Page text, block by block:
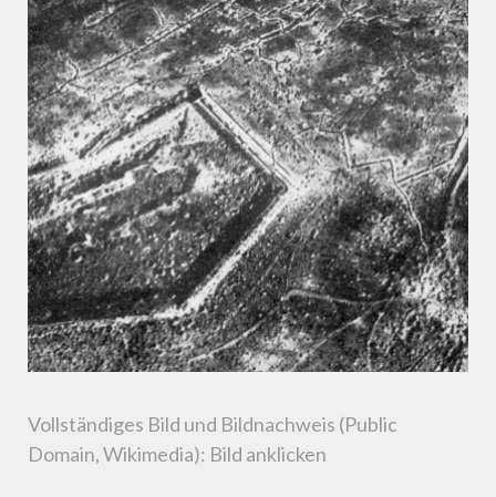
Vollständiges Bild und Bildnachweis (Public
Domain, Wikimedia): Bild anklicken